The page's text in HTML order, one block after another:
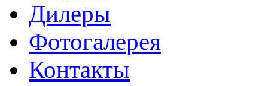
Дилеры
Фотогалерея
Контакты